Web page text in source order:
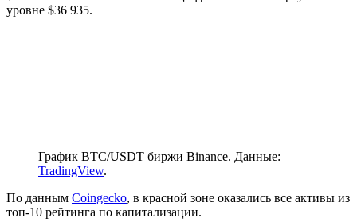
уровне $36 935.
График BTC/USDT биржи Binance. Данные:
TradingView.
По данным Coingecko, в красной зоне оказались все активы из
топ-10 рейтинга по капитализации.